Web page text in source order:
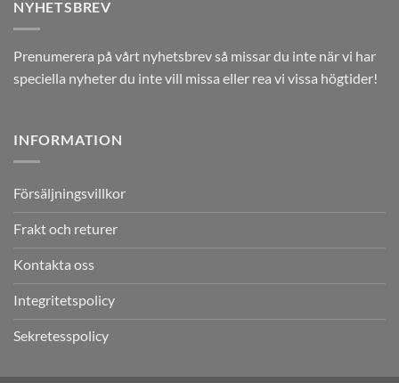
NYHETSBREV
Prenumerera på vårt nyhetsbrev så missar du inte när vi har
speciella nyheter du inte vill missa eller rea vi vissa högtider!
INFORMATION
Försäljningsvillkor
Frakt och returer
Kontakta oss
Integritetspolicy
Sekretesspolicy